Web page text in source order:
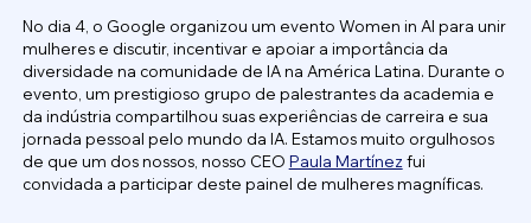
No dia 4, o Google organizou um evento Women in AI para unir
mulheres e discutir, incentivar e apoiar a importância da
diversidade na comunidade de IA na América Latina. Durante o
evento, um prestigioso grupo de palestrantes da academia e
da indústria compartilhou suas experiências de carreira e sua
jornada pessoal pelo mundo da IA. Estamos muito orgulhosos
de que um dos nossos, nosso CEO Paula Martínez fui
convidada a participar deste painel de mulheres magníficas.